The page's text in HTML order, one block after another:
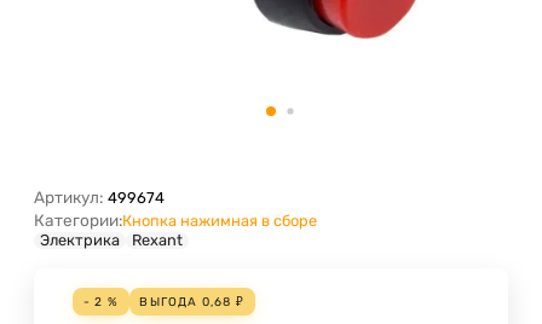
Артикул: 499674
Категории:Кнопка нажимная в сборе
Электрика
Rexant
- 2 % ВЫГОДА 0,68 ₽